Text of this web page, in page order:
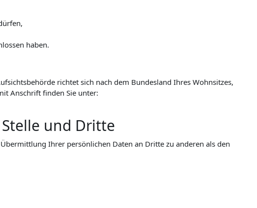
haben.
richtet sich nach dem Bundesland Ihres Wohnsitzes,
Anschrift finden Sie unter:
und Dritte
Ihrer persönlichen Daten an Dritte zu anderen als den